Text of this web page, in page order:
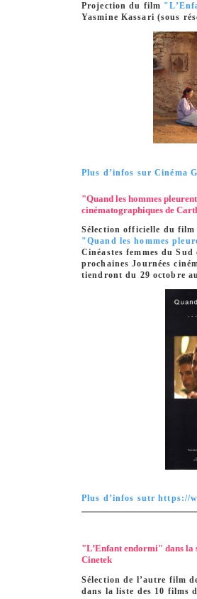
Projection du film
Yasmine Kassari (sous
Plus d’infos sur Cinéma
"Quand les hommes
cinématographiques de
Sélection officielle du film
"Quand les hommes
Cinéastes femmes du
prochaines Journées
tiendront du 29 octobre
Plus d’infos sutr https://
"L’Enfant endormi" dans la
Cinetek
Sélection de l’autre film
dans la liste des 10 films